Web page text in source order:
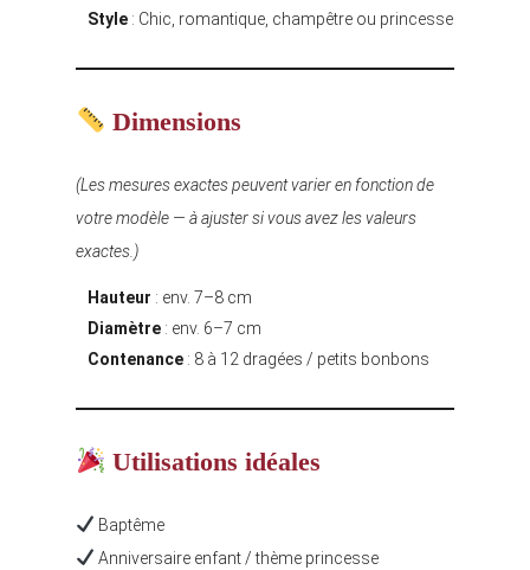
Style : Chic, romantique, champêtre ou princesse
Dimensions
(Les mesures exactes peuvent varier en fonction de
votre modèle — à ajuster si vous avez les valeurs
exactes.)
Hauteur : env. 7–8 cm
Diamètre : env. 6–7 cm
Contenance : 8 à 12 dragées / petits bonbons
Utilisations idéales
Baptême
Anniversaire enfant / thème princesse